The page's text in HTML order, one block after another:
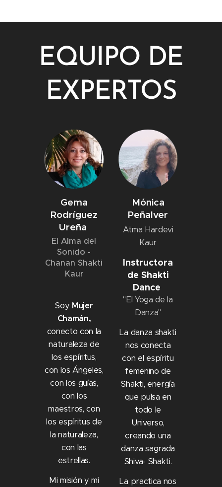
EQUIPO DE
EXPERTOS
Gema
Rodríguez
Ureña
El Alma del
Sonido -
Chanan Shakti
Kaur
Soy Mujer
Chamán,
conecto con la
naturaleza de
los espíritus,
con los Ángeles,
con los guías,
con los
maestros, con
los espíritus de
la naturaleza,
con las
estrellas.
Mi misión y mi
Mónica
Peñalver
Atma Hardevi
Kaur
Instructora
de Shakti
Dance
"El Yoga de la
Danza"
La danza shakti
nos conecta
con el espíritu
femenino de
Shakti, energía
que pulsa en
todo le
Universo,
creando una
danza sagrada
Shiva- Shakti.
La practica nos